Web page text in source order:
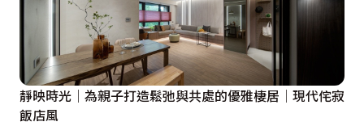
靜映時光│為親子打造鬆弛與共處的優雅棲居│現代侘寂
飯店風